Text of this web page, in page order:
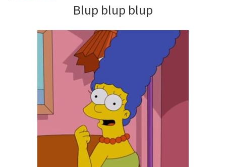
Blup blup blup